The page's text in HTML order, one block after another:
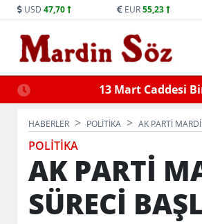
USD 47,70 EUR55,23
HABERLER POLİTİKA AK PARTİ
POLİTİKA
AK PARTİ
SÜRECİ